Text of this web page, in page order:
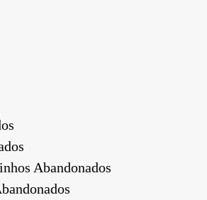
Abandonados